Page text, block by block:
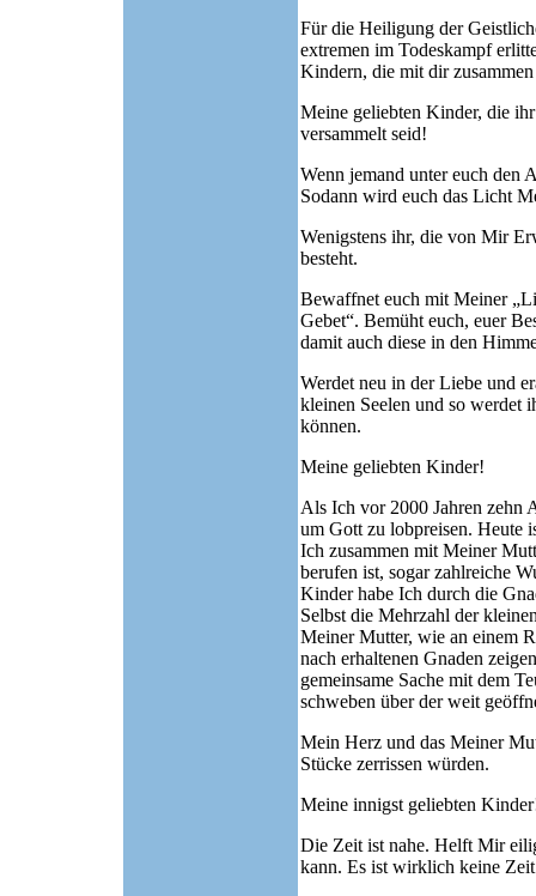
Für die Heiligung der
extremen im Todeskampf
Kindern, die mit dir
Meine geliebten Kinder, die
versammelt seid!
Wenn jemand unter euch den
Sodann wird euch das Licht
Wenigstens ihr, die von Mir
besteht.
Bewaffnet euch mit Meiner
Gebet“. Bemüht euch, euer
damit auch diese in den
Werdet neu in der Liebe und
kleinen Seelen und so werdet
können.
Meine geliebten Kinder!
Als Ich vor 2000 Jahren zehn
um Gott zu lobpreisen. Heute
Ich zusammen mit Meiner
berufen ist, sogar zahlreiche
Kinder habe Ich durch die
Selbst die Mehrzahl der
Meiner Mutter, wie an einem
nach erhaltenen Gnaden
gemeinsame Sache mit dem
schweben über der weit
Mein Herz und das Meiner
Stücke zerrissen würden.
Meine innigst geliebten
Die Zeit ist nahe. Helft Mir
kann. Es ist wirklich keine